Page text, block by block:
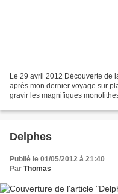
Le 29 avril 2012 Découverte de
après mon dernier voyage sur
gravir les magnifiques
Delphes
Publié le 01/05/2012 à 21:40
Par Thomas